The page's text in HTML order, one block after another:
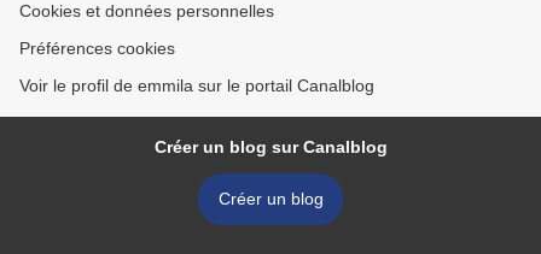
Cookies et données personnelles
Préférences cookies
Voir le profil de emmila sur le portail Canalblog
Créer un blog sur Canalblog
Créer un blog